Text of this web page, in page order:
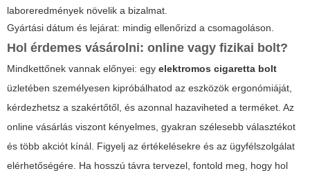
laboreredmények növelik a bizalmat.
Gyártási dátum és lejárat: mindig ellenőrizd a csomagoláson.
Hol érdemes vásárolni: online vagy fizikai bolt?
Mindkettőnek vannak előnyei: egy elektromos cigaretta bolt
üzletében személyesen kipróbálhatod az eszközök ergonómiáját,
kérdezhetsz a szakértőtől, és azonnal hazaviheted a terméket. Az
online vásárlás viszont kényelmes, gyakran szélesebb választékot
és több akciót kínál. Figyelj az értékelésekre és az ügyfélszolgálat
elérhetőségére. Ha hosszú távra tervezel, fontold meg, hogy hol